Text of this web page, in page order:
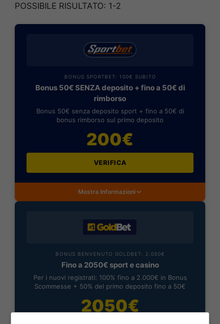
POSSIBILE RISULTATO: 1-2
BONUS SPORTBET: 100€ SUBITO
Bonus 50€ SENZA deposito + fino a 50€ di
rimborso
Bonus 50€ senza deposito sport + fino a 50€ di
bonus rimborso sul primo deposito
200€
VERIFICA
Mostra Informazioni
BONUS BENVENUTO GOLDBET: 2.050€
Fino a 2050€ sport e casino
Per i nuovi registrati: 100% fino a 2.000€ in Bonus
Scommesse + 50% del primo deposito fino a 50€
2050€